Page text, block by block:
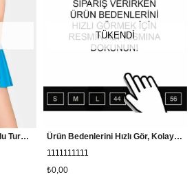
Sushen Tıklaalbeni İçi Şortlu Turkuaz Etekli Mayo T2660
TÜKENDI
Ürün Bedenlerini Hızlı Gör, Kolay Sipariş Ver
1111111111
₺0,00